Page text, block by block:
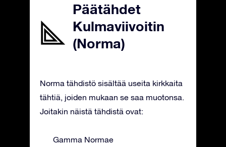
Päätähdet
Kulmaviivoitin
(Norma)
Norma tähdistö sisältää useita kirkkaita
tähtiä, joiden mukaan se saa muotonsa.
Joitakin näistä tähdistä ovat:
Gamma Normae